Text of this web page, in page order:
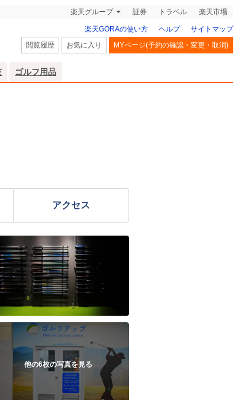
楽天グループ 証券 トラベル 楽天市場
楽天GORAの使い方 ヘルプ
サイトマップ
閲覧履歴
お気に入り MYページ(予約の確認・変更・取消)
ゴルフ用品
アクセス
他の6枚の写真を見る